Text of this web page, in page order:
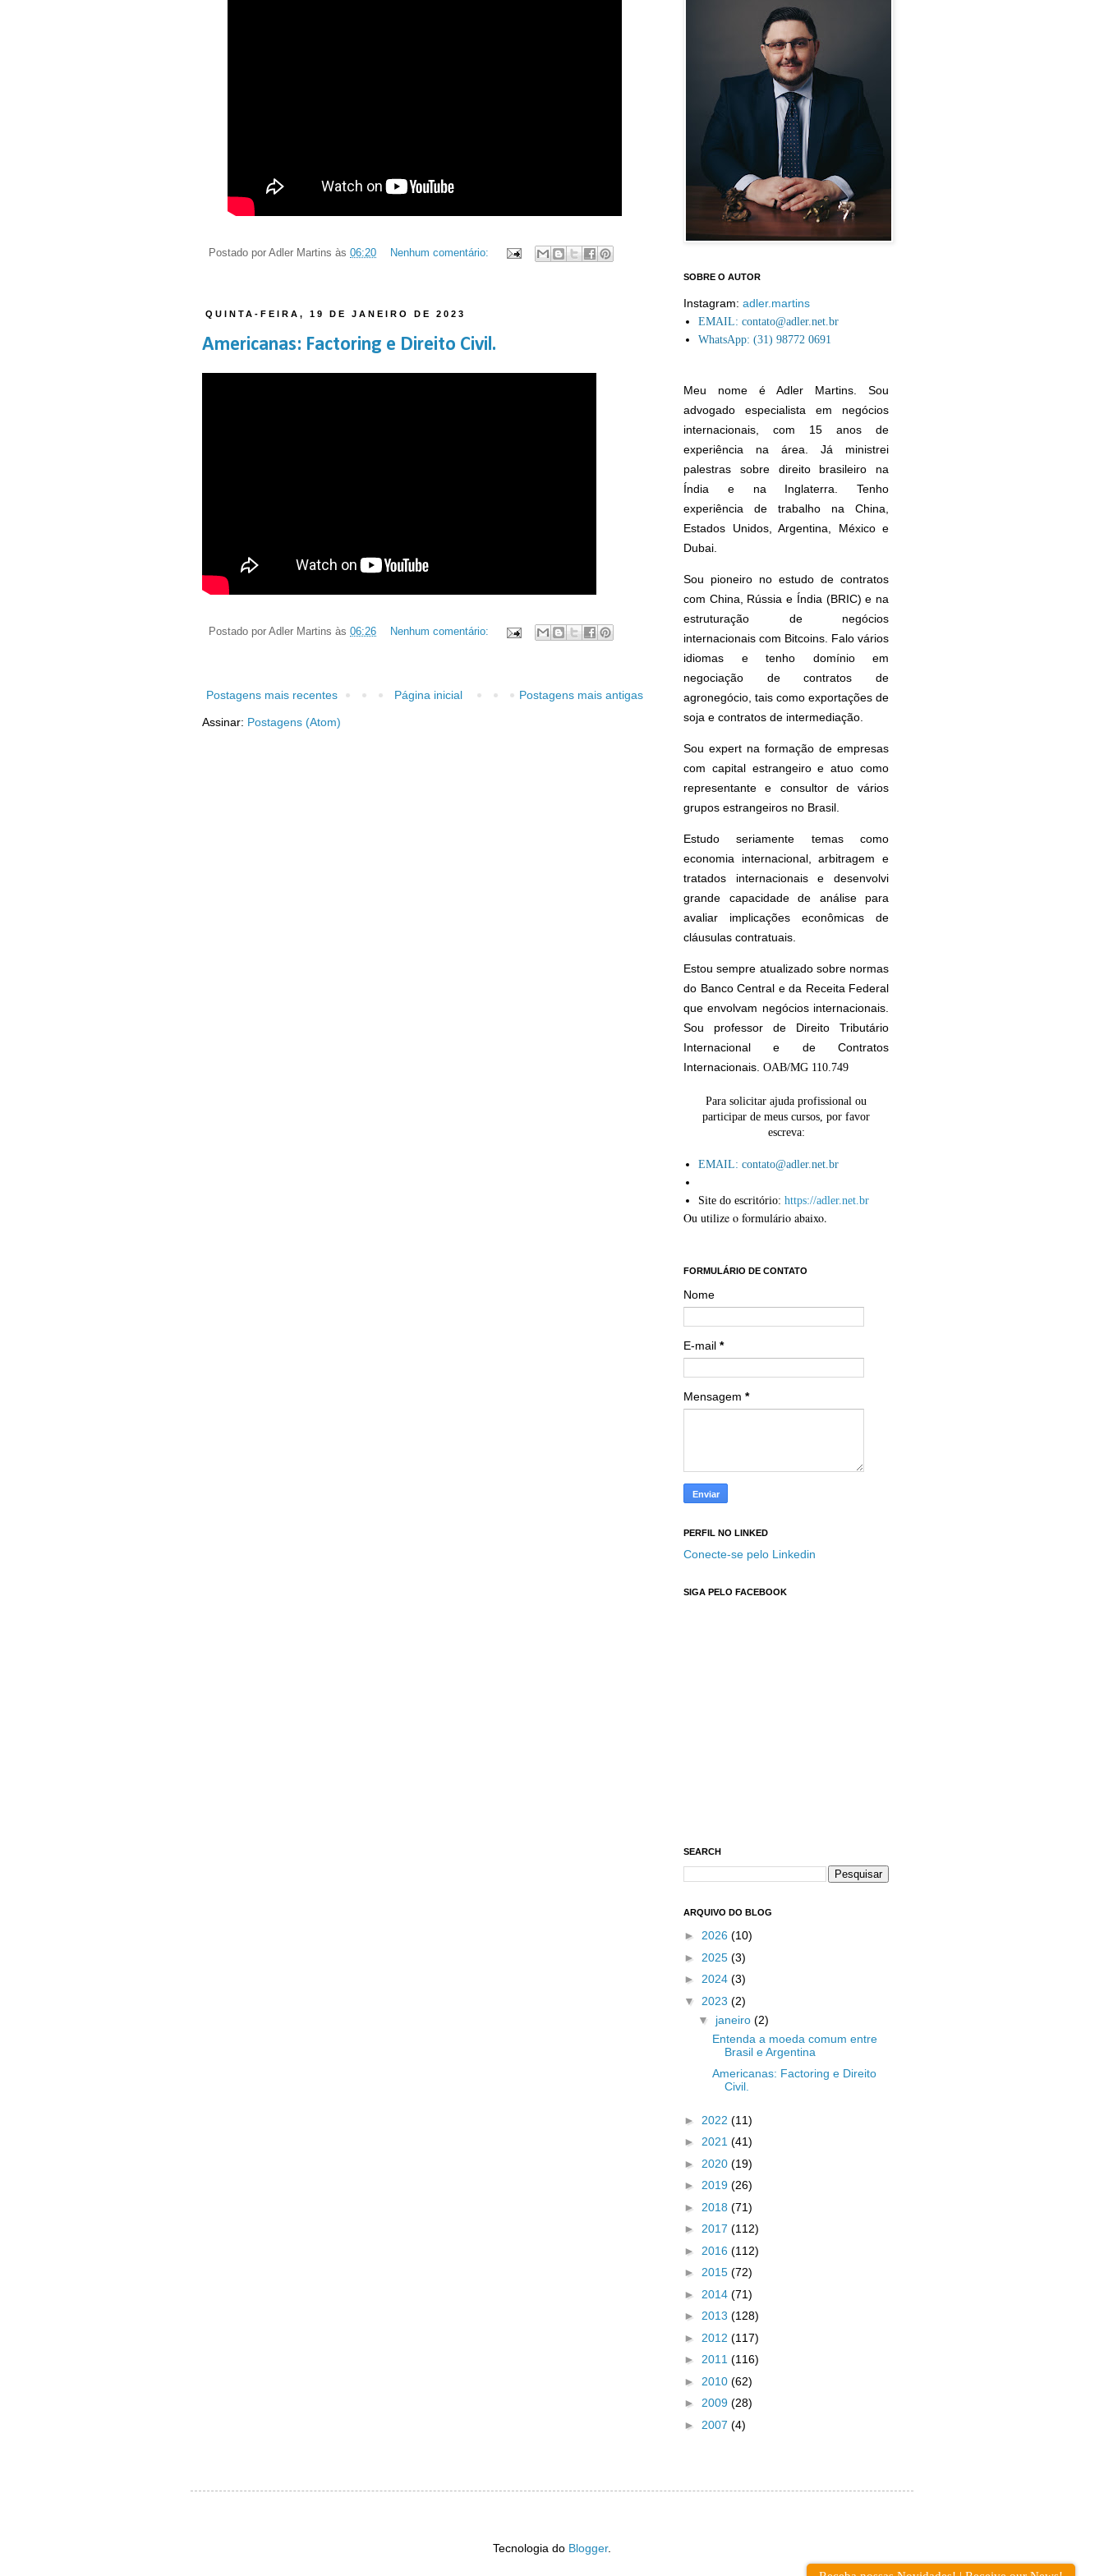
Postado por Adler Martins às 06:20 Nenhum comentário:
QUINTA-FEIRA, 19 DE JANEIRO DE 2023
Americanas: Factoring e Direito Civil.
Postado por Adler Martins às 06:26 Nenhum comentário:
Postagens mais recentes Postagens mais antigas
Página inicial
Assinar: Postagens (Atom)
SOBRE O AUTOR
Instagram: adler.martins
EMAIL: contato@adler.net.br
WhatsApp: (31) 98772 0691
Meu nome é Adler Martins. Sou
advogado especialista em negócios
internacionais, com 15 anos de
experiência na área. Já ministrei
palestras sobre direito brasileiro na
Índia e na Inglaterra. Tenho
experiência de trabalho na China,
Estados Unidos, Argentina, México e
Dubai.
Sou pioneiro no estudo de contratos
com China, Rússia e Índia (BRIC) e na
estruturação de negócios
internacionais com Bitcoins. Falo vários
idiomas e tenho domínio em
negociação de contratos de
agronegócio, tais como exportações de
soja e contratos de intermediação.
Sou expert na formação de empresas
com capital estrangeiro e atuo como
representante e consultor de vários
grupos estrangeiros no Brasil.
Estudo seriamente temas como
economia internacional, arbitragem e
tratados internacionais e desenvolvi
grande capacidade de análise para
avaliar implicações econômicas de
cláusulas contratuais.
Estou sempre atualizado sobre normas
do Banco Central e da Receita Federal
que envolvam negócios internacionais.
Sou professor de Direito Tributário
Internacional e de Contratos
Internacionais. OAB/MG 110.749
Para solicitar ajuda profissional ou
participar de meus cursos, por favor
escreva:
EMAIL: contato@adler.net.br
Site do escritório: https://adler.net.br
Ou utilize o formulário abaixo.
FORMULÁRIO DE CONTATO
Nome
E-mail *
Mensagem *
PERFIL NO LINKED
Conecte-se pelo Linkedin
SIGA PELO FACEBOOK
SEARCH
ARQUIVO DO BLOG
► 2026 (10)
► 2025 (3)
► 2024 (3)
▼ 2023 (2)
▼ janeiro (2)
Entenda a moeda comum entre
Brasil e Argentina
Americanas: Factoring e Direito
Civil.
► 2022 (11)
► 2021 (41)
► 2020 (19)
► 2019 (26)
► 2018 (71)
► 2017 (112)
► 2016 (112)
► 2015 (72)
► 2014 (71)
► 2013 (128)
► 2012 (117)
► 2011 (116)
► 2010 (62)
► 2009 (28)
► 2007 (4)
Tecnologia do Blogger.